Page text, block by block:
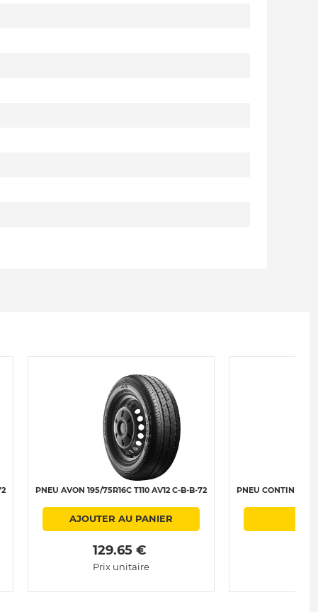
PNEU AVON 195/75R16C T110 AV12 C-B-B-72
AJOUTER AU PANIER
129.65 €
Prix unitaire
PNEU